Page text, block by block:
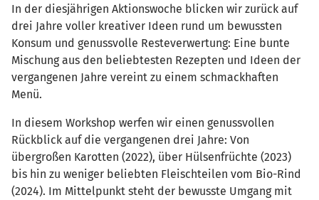
In der diesjährigen Aktionswoche blicken wir zurück auf
drei Jahre voller kreativer Ideen rund um bewussten
Konsum und genussvolle Resteverwertung: Eine bunte
Mischung aus den beliebtesten Rezepten und Ideen der
vergangenen Jahre vereint zu einem schmackhaften
Menü.
In diesem Workshop werfen wir einen genussvollen
Rückblick auf die vergangenen drei Jahre: Von
übergroßen Karotten (2022), über Hülsenfrüchte (2023)
bis hin zu weniger beliebten Fleischteilen vom Bio-Rind
(2024). Im Mittelpunkt steht der bewusste Umgang mit